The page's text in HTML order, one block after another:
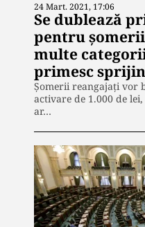
24 Mart. 2021, 17:06
Se dublează
pentru
multe
primesc sprijin
Șomerii reangajați vor
activare de 1.000 de
ar…